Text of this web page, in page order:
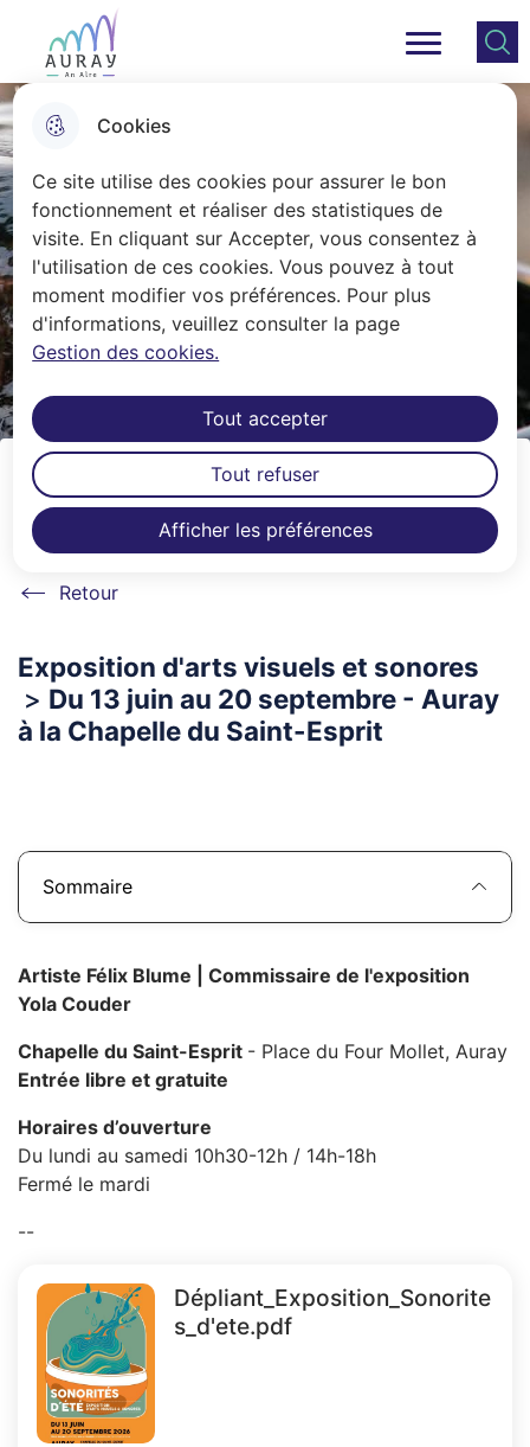
Cookies
Ce site utilise des cookies pour assurer le bon
fonctionnement et réaliser des statistiques de
visite. En cliquant sur Accepter, vous consentez à
l'utilisation de ces cookies. Vous pouvez à tout
moment modifier vos préférences. Pour plus
d'informations, veuillez consulter la page
Gestion des cookies.
Afficher les préférences
Tout accepter
Tout refuser
Aller
au
menu
Consulter
le plan
Ville Auray Menu principal
Exposition Sonorités d'Été
Accueil
Exposition d'arts visuels et sonores
> Du 13 juin au 20 septembre - Auray
à la Chapelle du Saint-Esprit
Sommaire
Artiste Félix Blume | Commissaire de l'exposition
Yola Couder
Chapelle du Saint-Esprit - Place du Four Mollet, Auray
Entrée libre et gratuite
Horaires d’ouverture
Du lundi au samedi 10h30-12h / 14h-18h
Fermé le mardi
--
Dépliant_Exposition_Sonorite
s_d'ete.pdf